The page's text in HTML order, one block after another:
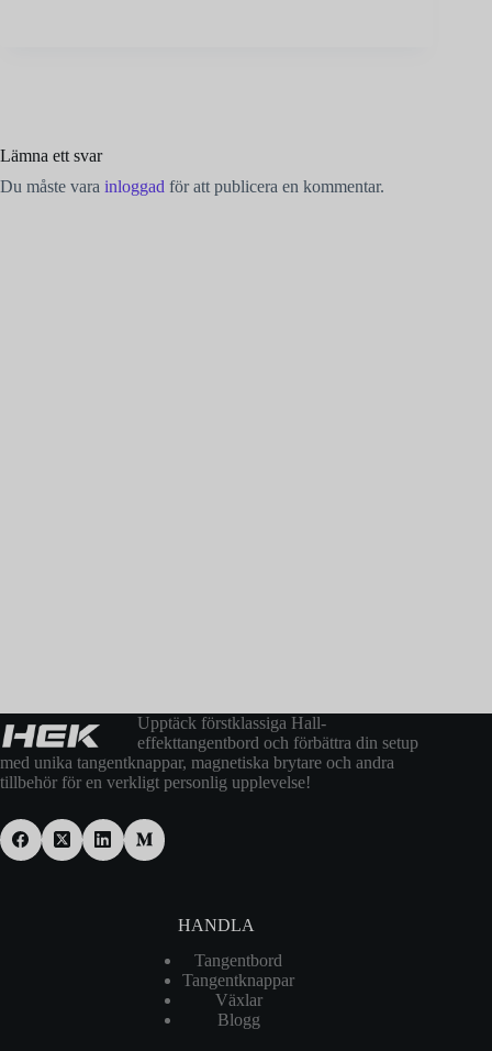
Lämna ett svar
Du måste vara inloggad för att publicera en kommentar.
Upptäck förstklassiga Hall-
effekttangentbord och förbättra din setup
med unika tangentknappar, magnetiska brytare och andra
tillbehör för en verkligt personlig upplevelse!
HANDLA
Tangentbord
Tangentknappar
Växlar
Blogg